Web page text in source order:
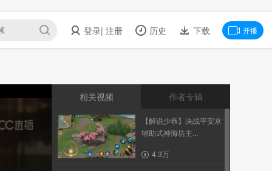
登录| 注册 历史 下载 开播
相关视频 作者专辑
【解说少恭】决战平安京
辅助式神海坊主...
4.3万